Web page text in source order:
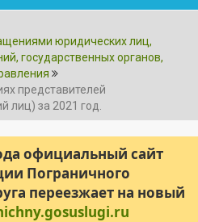
юридических лиц,
государственных органов,
представителей
лиц) за 2021 год.
официальный сайт
Пограничного
переезжает на новый